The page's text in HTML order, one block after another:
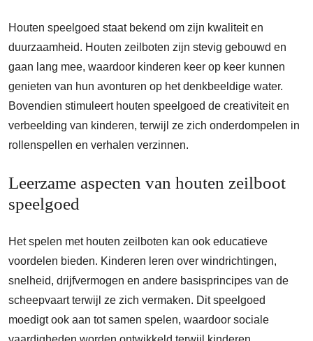
Houten speelgoed staat bekend om zijn kwaliteit en
duurzaamheid. Houten zeilboten zijn stevig gebouwd en
gaan lang mee, waardoor kinderen keer op keer kunnen
genieten van hun avonturen op het denkbeeldige water.
Bovendien stimuleert houten speelgoed de creativiteit en
verbeelding van kinderen, terwijl ze zich onderdompelen in
rollenspellen en verhalen verzinnen.
Leerzame aspecten van houten zeilboot
speelgoed
Het spelen met houten zeilboten kan ook educatieve
voordelen bieden. Kinderen leren over windrichtingen,
snelheid, drijfvermogen en andere basisprincipes van de
scheepvaart terwijl ze zich vermaken. Dit speelgoed
moedigt ook aan tot samen spelen, waardoor sociale